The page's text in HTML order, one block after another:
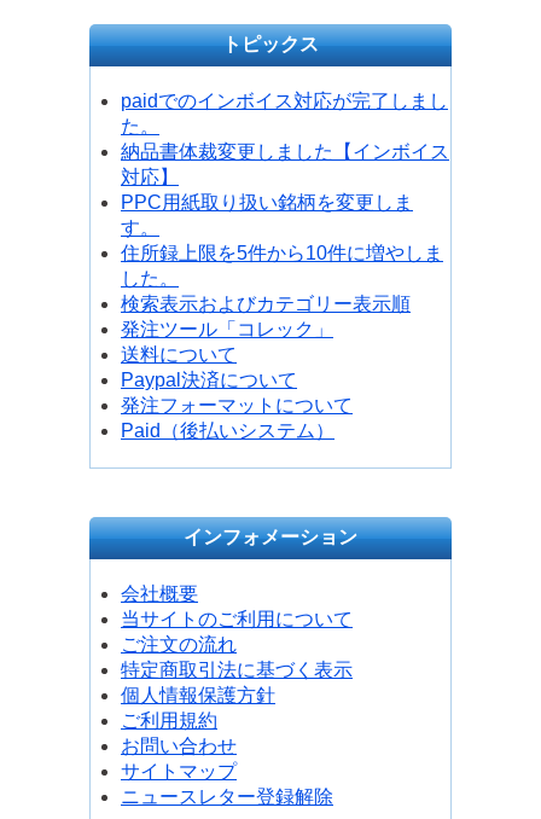
トピックス
paidでのインボイス対応が完了しまし
た。
納品書体裁変更しました【インボイス
対応】
PPC用紙取り扱い銘柄を変更しま
す。
住所録上限を5件から10件に増やしま
した。
検索表示およびカテゴリー表示順
発注ツール「コレック」
送料について
Paypal決済について
発注フォーマットについて
Paid（後払いシステム）
インフォメーション
会社概要
当サイトのご利用について
ご注文の流れ
特定商取引法に基づく表示
個人情報保護方針
ご利用規約
お問い合わせ
サイトマップ
ニュースレター登録解除